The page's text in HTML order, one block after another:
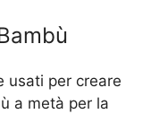
usati per creare
a metà per la